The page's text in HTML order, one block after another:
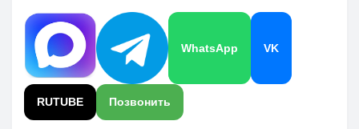
WhatsApp VK
RUTUBE Позвонить